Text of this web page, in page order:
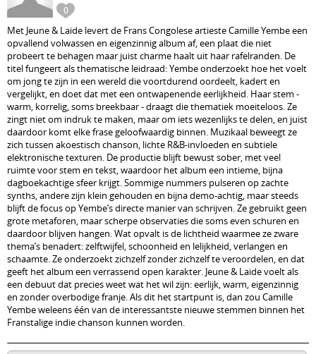
0
Met Jeune & Laide levert de Frans Congolese artieste Camille Yembe een
opvallend volwassen en eigenzinnig album af, een plaat die niet
probeert te behagen maar juist charme haalt uit haar rafelranden. De
titel fungeert als thematische leidraad: Yembe onderzoekt hoe het voelt
om jong te zijn in een wereld die voortdurend oordeelt, kadert en
vergelijkt, en doet dat met een ontwapenende eerlijkheid. Haar stem -
warm, korrelig, soms breekbaar - draagt die thematiek moeiteloos. Ze
zingt niet om indruk te maken, maar om iets wezenlijks te delen, en juist
daardoor komt elke frase geloofwaardig binnen. Muzikaal beweegt ze
zich tussen akoestisch chanson, lichte R&B-invloeden en subtiele
elektronische texturen. De productie blijft bewust sober, met veel
ruimte voor stem en tekst, waardoor het album een intieme, bijna
dagboekachtige sfeer krijgt. Sommige nummers pulseren op zachte
synths, andere zijn klein gehouden en bijna demo-achtig, maar steeds
blijft de focus op Yembe’s directe manier van schrijven. Ze gebruikt geen
grote metaforen, maar scherpe observaties die soms even schuren en
daardoor blijven hangen. Wat opvalt is de lichtheid waarmee ze zware
thema’s benadert: zelftwijfel, schoonheid en lelijkheid, verlangen en
schaamte. Ze onderzoekt zichzelf zonder zichzelf te veroordelen, en dat
geeft het album een verrassend open karakter. Jeune & Laide voelt als
een debuut dat precies weet wat het wil zijn: eerlijk, warm, eigenzinnig
en zonder overbodige franje. Als dit het startpunt is, dan zou Camille
Yembe weleens één van de interessantste nieuwe stemmen binnen het
Franstalige indie chanson kunnen worden.